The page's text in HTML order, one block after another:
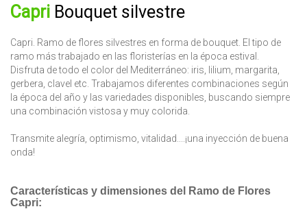
Capri Bouquet silvestre
Capri. Ramo de flores silvestres en forma de bouquet. El tipo de
ramo más trabajado en las floristerías en la época estival.
Disfruta de todo el color del Mediterráneo: iris, lilium, margarita,
gerbera, clavel etc. Trabajamos diferentes combinaciones según
la época del año y las variedades disponibles, buscando siempre
una combinación vistosa y muy colorida.
Transmite alegría, optimismo, vitalidad....¡una inyección de buena
onda!
Características y dimensiones del Ramo de Flores
Capri: